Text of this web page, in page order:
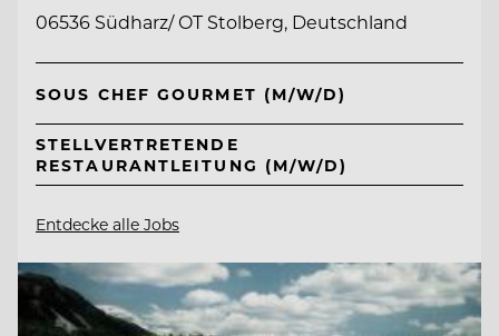
06536 Südharz/ OT Stolberg, Deutschland
SOUS CHEF GOURMET (M/W/D)
STELLVERTRETENDE
RESTAURANTLEITUNG (M/W/D)
Entdecke alle Jobs